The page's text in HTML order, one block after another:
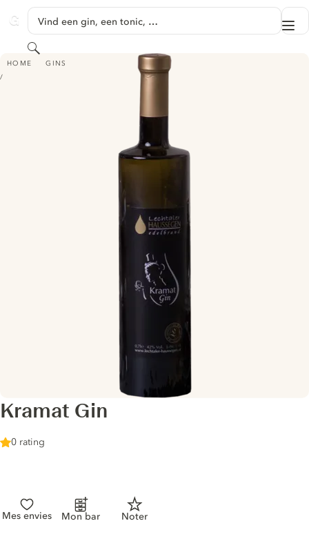
GINVENTORY
Vind een gin, een tonic, …
Zoeken
HOME GINS
KRAMAT GIN
Kramat Gin
0 rating
Mes envies Mon bar Noter